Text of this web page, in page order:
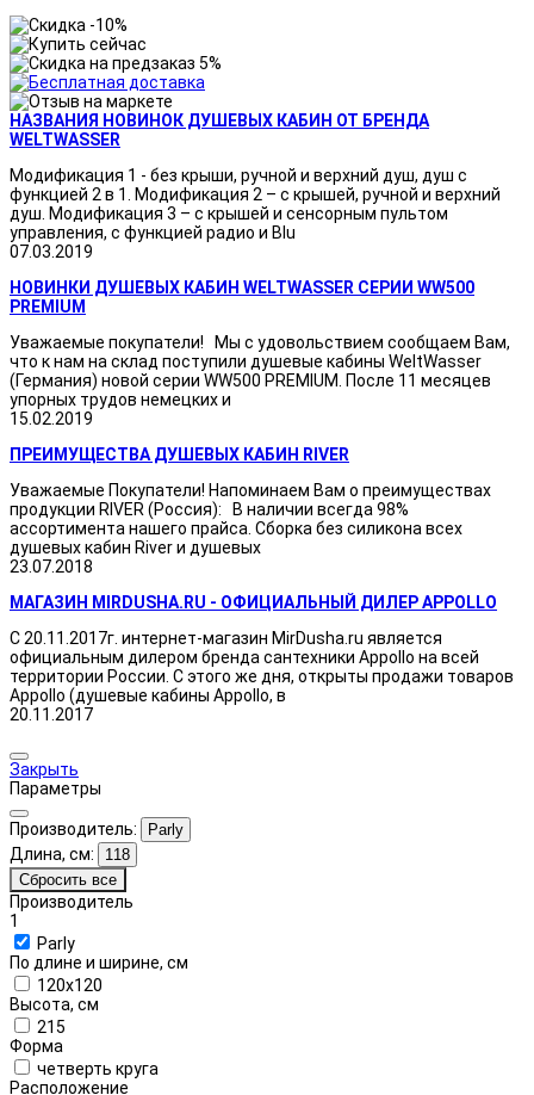
НАЗВАНИЯ НОВИНОК ДУШЕВЫХ КАБИН ОТ БРЕНДА
WELTWASSER
Модификация 1 - без крыши, ручной и верхний душ, душ с
функцией 2 в 1. Модификация 2 – с крышей, ручной и верхний
душ. Модификация 3 – с крышей и сенсорным пультом
управления, с функцией радио и Blu
07.03.2019
НОВИНКИ ДУШЕВЫХ КАБИН WELTWASSER СЕРИИ WW500
PREMIUM
Уважаемые покупатели! Мы с удовольствием сообщаем Вам,
что к нам на склад поступили душевые кабины WeltWasser
(Германия) новой серии WW500 PREMIUM. После 11 месяцев
упорных трудов немецких и
15.02.2019
ПРЕИМУЩЕСТВА ДУШЕВЫХ КАБИН RIVER
Уважаемые Покупатели! Напоминаем Вам о преимуществах
продукции RIVER (Россия): В наличии всегда 98%
ассортимента нашего прайса. Сборка без силикона всех
душевых кабин River и душевых
23.07.2018
МАГАЗИН MIRDUSHA.RU - ОФИЦИАЛЬНЫЙ ДИЛЕР APPOLLO
С 20.11.2017г. интернет-магазин MirDusha.ru является
официальным дилером бренда сантехники Appollo на всей
территории России. С этого же дня, открыты продажи товаров
Appollo (душевые кабины Appollo, в
20.11.2017
Закрыть
Параметры
Производитель: Parly
Длина, см:
118
Сбросить все
Производитель
1
Parly
По длине и ширине, см
120x120
Высота, см
215
Форма
четверть круга
Расположение